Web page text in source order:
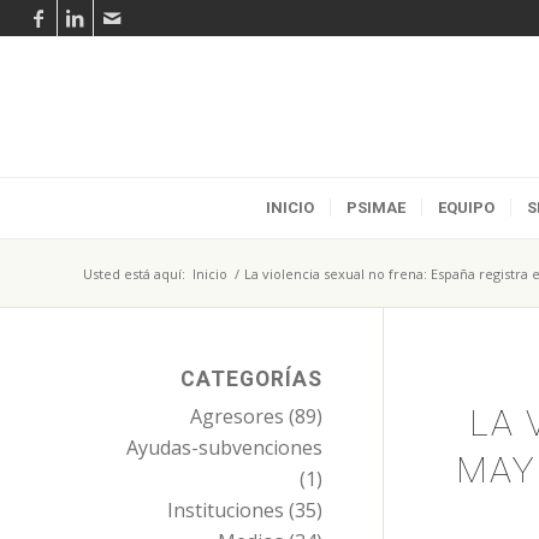
INICIO PSIMAE EQUIPO
Usted está aquí: Inicio / La violencia sexual no frena: España
LA
CATEGORÍAS
Agresores (89)
Ayudas-subvenciones
(1)
Instituciones (35)